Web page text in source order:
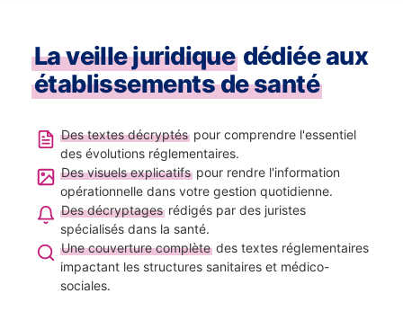
La veille juridique dédiée aux
établissements de santé
Des textes décryptéspour comprendre l'essentiel
des évolutions réglementaires.
Des visuels explicatifspour rendre l'information
opérationnelle dans votre gestion quotidienne.
Des décryptagesrédigés par des juristes
spécialisés dans la santé.
Une couverture complètedes textes réglementaires
impactant les structures sanitaires et médico-
sociales.